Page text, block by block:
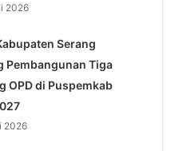
2026
Serang
Pembangunan Tiga
OPD di Puspemkab
2026